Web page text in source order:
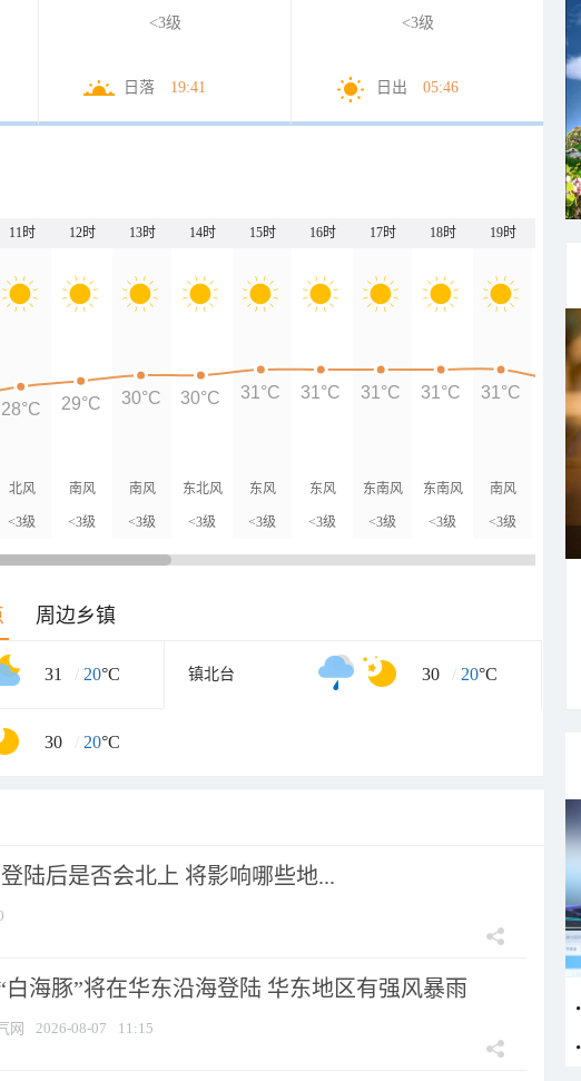
<3级
日落 19:41
<3级
日出 05:46
11时 12时 13时 14时 15时 16时 17时 18时 19时
北风
<3级
南风
<3级
南风
<3级
东北风
<3级
东风
<3级
东风
<3级
东南风
<3级
东南风
<3级
南风
<3级 <3级
28°C 29°C 30°C 30°C 31°C 31°C 31°C 31°C 31°C
周边乡镇
31 / 20°C 镇北台 30 / 20°C
30 / 20°C
陆后是否会北上 将影响哪些地...
白海豚”将在华东沿海登陆 华东地区有强风暴雨
网 2026-08-07 11:15